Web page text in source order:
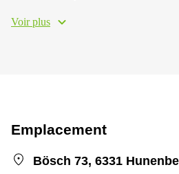
Voir plus
Emplacement
Bösch 73, 6331